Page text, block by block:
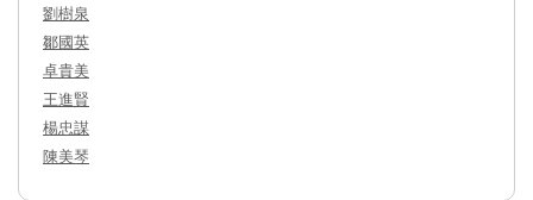
劉樹泉
鄒國英
卓貴美
王進賢
楊忠謀
陳美琴